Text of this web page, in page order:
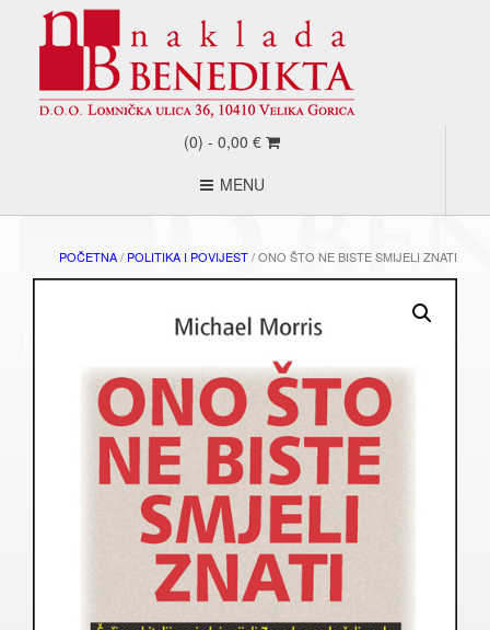
(0) - 0,00 €
MENU
POČETNA/ POLITIKA I POVIJEST/ ONO ŠTO NE BISTE SMIJELI ZNATI